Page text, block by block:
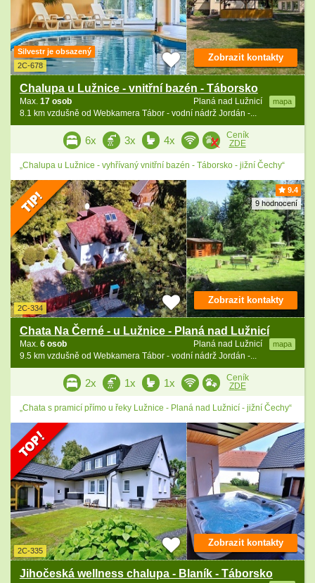
Silvestr je obsazený
2C-678
Chalupa u Lužnice - vnitřní bazén - Táborsko
Planá nad Lužnicí mapa
Max. 17 osob
8.1 km vzdušně od Webkamera Tábor - vodní nádrž Jordán -...
Zobrazit kontakty
6x 3x 4x
Ceník
ZDE
„Chalupa u Lužnice - vyhřívaný vnitřní bazén - Táborsko - jižní Čechy“
9.4
9 hodnocení
2C-334
Chata Na Černé - u Lužnice - Planá nad Lužnicí
Planá nad Lužnicí mapa
Max. 6 osob
9.5 km vzdušně od Webkamera Tábor - vodní nádrž Jordán -...
Zobrazit kontakty
2x 1x 1x
Ceník
ZDE
„Chata s pramicí přímo u řeky Lužnice - Planá nad Lužnicí - jižní Čechy“
2C-335
Jihočeská wellness chalupa - Blaník - Táborsko
Zobrazit kontakty